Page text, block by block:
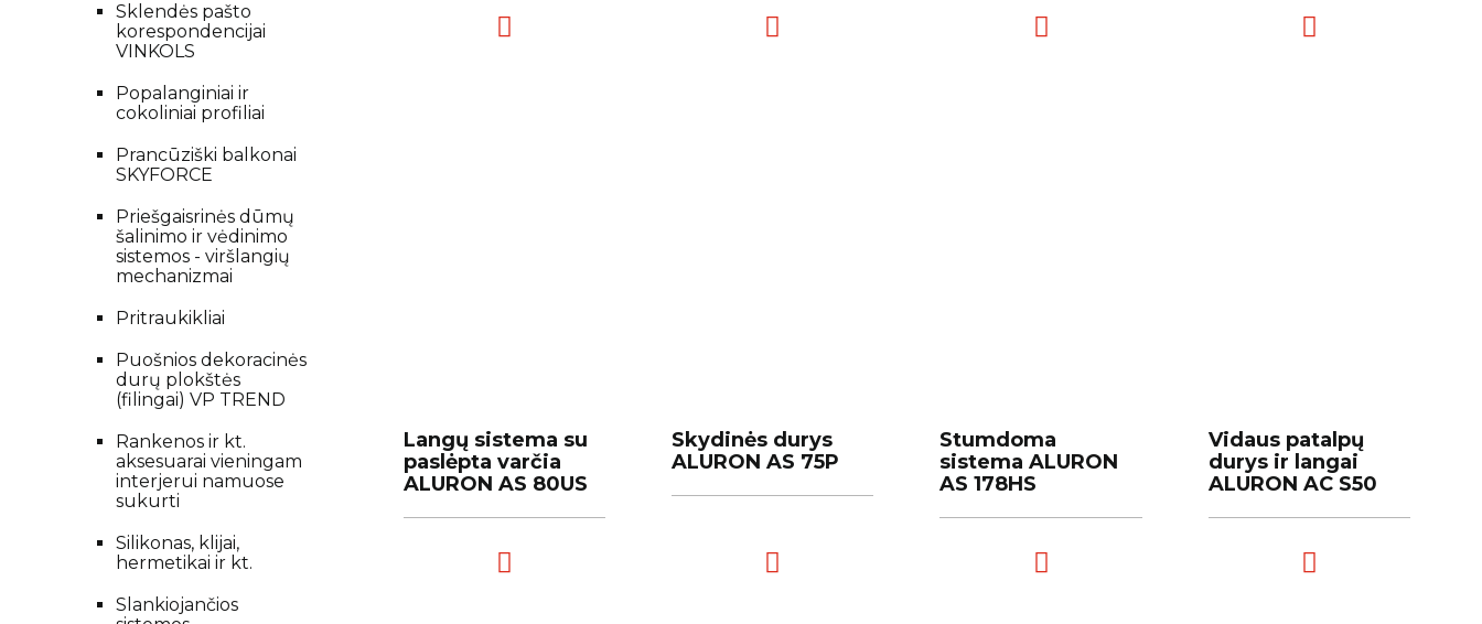
Sklendės pašto
korespondencijai
VINKOLS
Popalanginiai ir
cokoliniai profiliai
Prancūziški balkonai
SKYFORCE
Priešgaisrinės dūmų
šalinimo ir vėdinimo
sistemos - viršlangių
mechanizmai
Pritraukikliai
Puošnios dekoracinės
durų plokštės
(filingai) VP TREND
Rankenos ir kt.
aksesuarai vieningam
interjerui namuose
sukurti
Silikonas, klijai,
hermetikai ir kt.
Slankiojančios
Langų sistema su
paslėpta varčia
ALURON AS 80US
Langų sistema su
paslėpta varčia
ALURON AS 80US
Skydinės durys
ALURON AS 75P
Skydinės durys
ALURON AS 75P
Stumdoma
sistema ALURON
AS 178HS
Stumdoma
sistema ALURON
AS 178HS
Vidaus patalpų
durys ir langai
ALURON AC S50
Vidaus patalpų
durys ir langai
ALURON AC S50